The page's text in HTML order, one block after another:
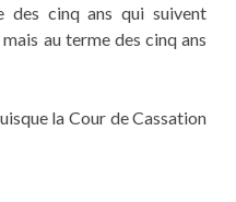
cinq ans qui suivent
au terme des cinq ans
la Cour de Cassation